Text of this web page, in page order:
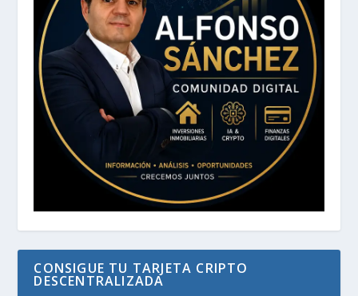
CONSIGUE TU TARJETA CRIPTO
DESCENTRALIZADA